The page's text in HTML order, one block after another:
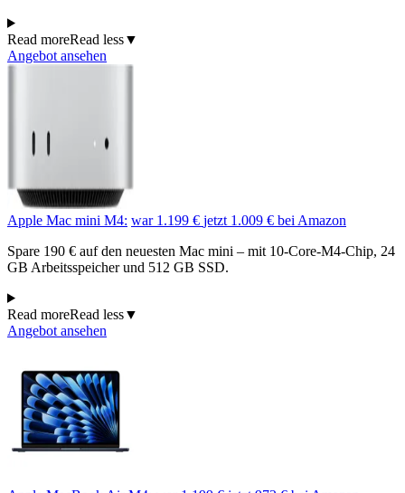
Read moreRead less▼
Angebot ansehen
Apple Mac mini M4: war 1.199 € jetzt 1.009 € bei Amazon
Spare 190 € auf den neuesten Mac mini – mit 10-Core-M4-Chip, 24
GB Arbeitsspeicher und 512 GB SSD.
Read moreRead less▼
Angebot ansehen